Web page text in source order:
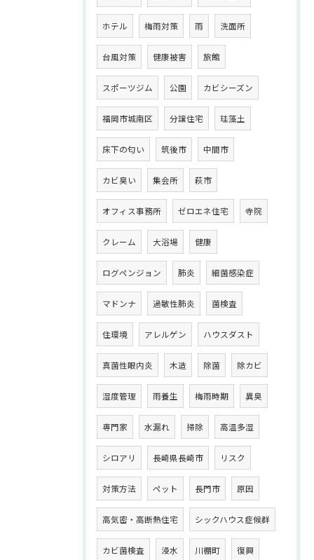
ホテル 梅雨対策 雨 洗面所
台風対策 健康被害 旅館
スポーツジム 公園 カビシーズン
福岡市城南区 分譲住宅 珪藻土
床下の匂い 筑後市 中間市
カビ臭い 集会所 萩市
オフィス事務所 ゼロエネ住宅 寺院
クレーム 大浴場 健康
ログペンジョン 肺炎 細菌感染症
マドンナ 過敏性肺炎 菌検査
住環境 アレルゲン ハウスダスト
真菌性眼内炎 木造 除菌 除カビ
湿度管理 雨養生 梅雨時期 異臭
専門家 水漏れ 掃除 高温多湿
シロアリ 長崎県長崎市 リスク
対策方法 ペット 長門市 原因
高気密・高断熱住宅 シックハウス症候群
カビ菌検査 浸水 川棚町 復興